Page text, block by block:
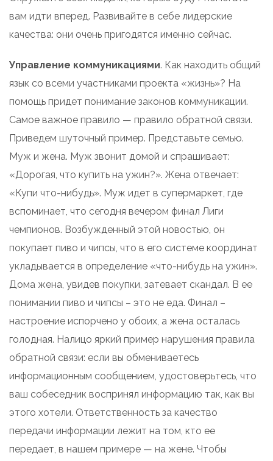
вам идти вперед. Развивайте в себе лидерские
качества: они очень пригодятся именно сейчас.
Управление коммуникациями. Как находить общий
язык со всеми участниками проекта «жизнь»? На
помощь придет понимание законов коммуникации.
Самое важное правило — правило обратной связи.
Приведем шуточный пример. Представьте семью.
Муж и жена. Муж звонит домой и спрашивает:
«Дорогая, что купить на ужин?». Жена отвечает:
«Купи что-нибудь». Муж идет в супермаркет, где
вспоминает, что сегодня вечером финал Лиги
чемпионов. Возбужденный этой новостью, он
покупает пиво и чипсы, что в его системе координат
укладывается в определение «что-нибудь на ужин».
Дома жена, увидев покупки, затевает скандал. В ее
понимании пиво и чипсы – это не еда. Финал –
настроение испорчено у обоих, а жена осталась
голодная. Налицо яркий пример нарушения правила
обратной связи: если вы обмениваетесь
информационным сообщением, удостоверьтесь, что
ваш собеседник воспринял информацию так, как вы
этого хотели. Ответственность за качество
передачи информации лежит на том, кто ее
передает, в нашем примере — на жене. Чтобы